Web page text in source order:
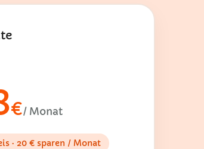
€/ Monat
· 20 € sparen / Monat